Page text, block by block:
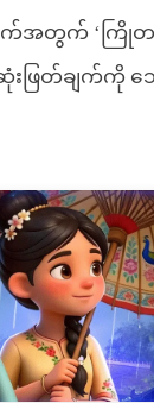
တွက် ‘ကြိုတင်ပ
ြတ်ချက်ကို သေသ